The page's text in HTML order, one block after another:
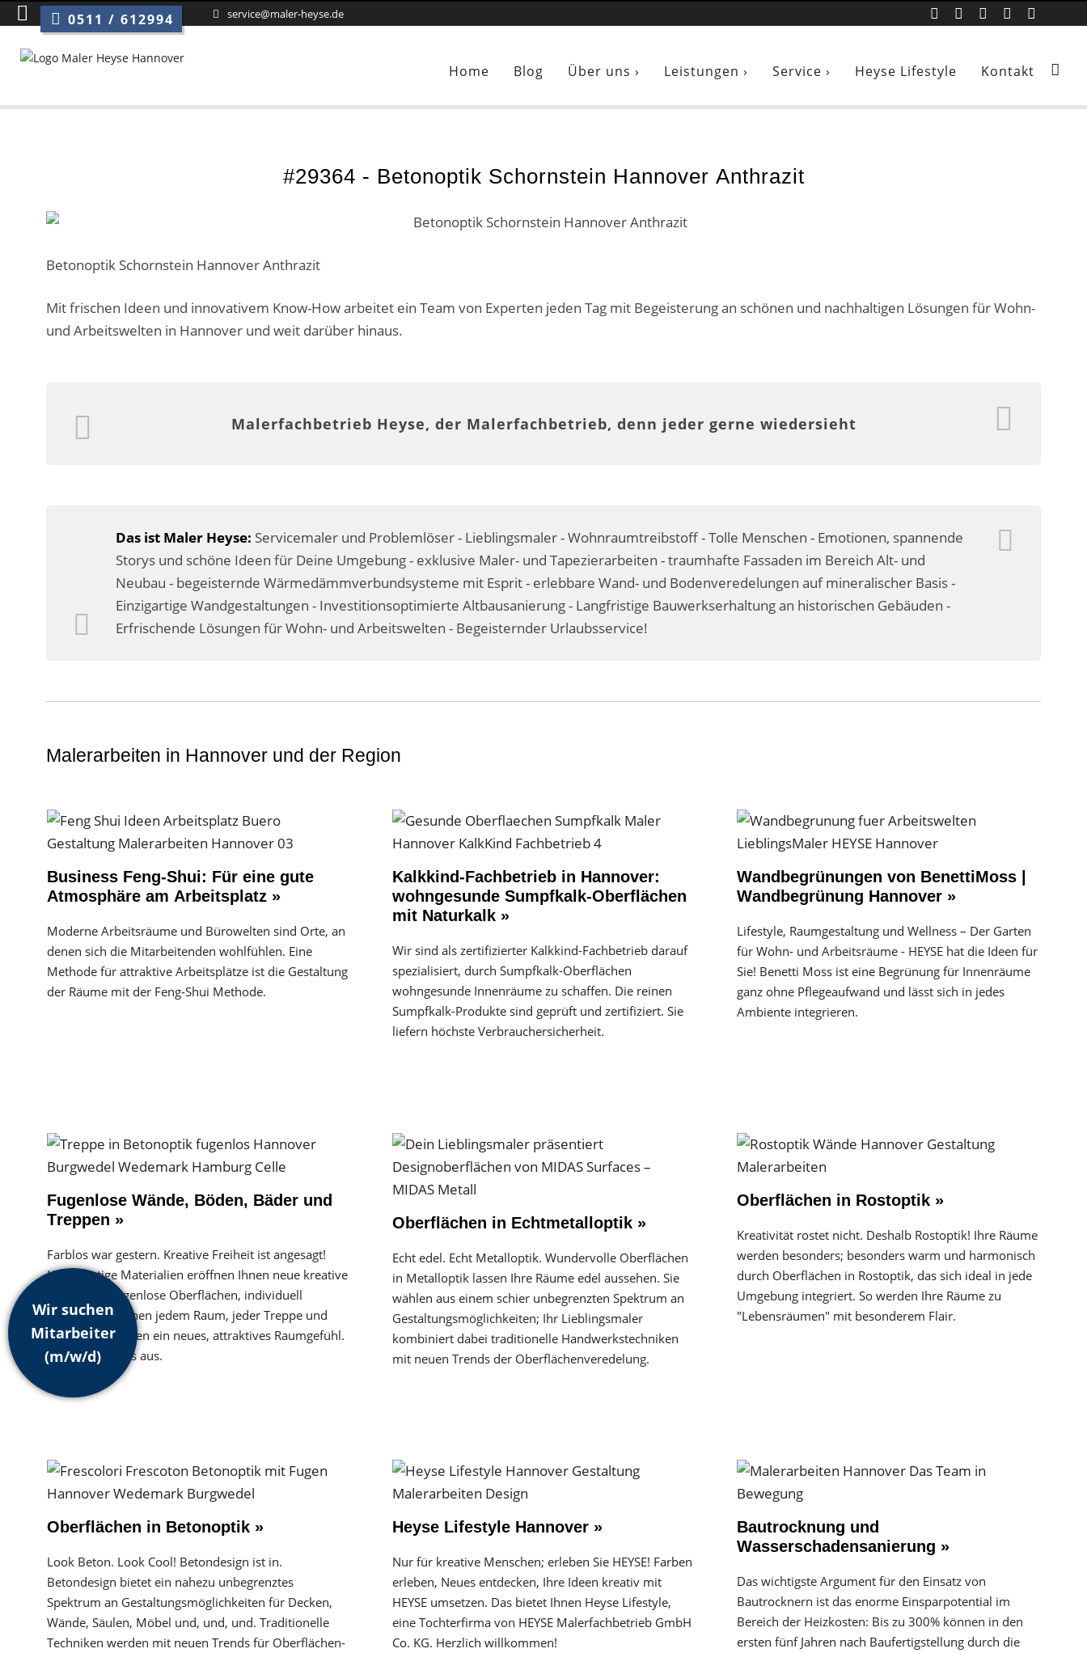
0511 / 612994 service@maler-heyse.de
Home Blog Über uns › Leistungen › Service › Heyse Lifestyle Kontakt
#29364 - Betonoptik Schornstein Hannover Anthrazit
Betonoptik Schornstein Hannover Anthrazit
Mit frischen Ideen und innovativem Know-How arbeitet ein Team von Experten jeden Tag mit Begeisterung an schönen und nachhaltigen Lösungen für Wohn-
und Arbeitswelten in Hannover und weit darüber hinaus.
Malerfachbetrieb Heyse, der Malerfachbetrieb, denn jeder gerne wiedersieht
Das ist Maler Heyse: Servicemaler und Problemlöser - Lieblingsmaler - Wohnraumtreibstoff - Tolle Menschen - Emotionen, spannende
Storys und schöne Ideen für Deine Umgebung - exklusive Maler- und Tapezierarbeiten - traumhafte Fassaden im Bereich Alt- und
Neubau - begeisternde Wärmedämmverbundsysteme mit Esprit - erlebbare Wand- und Bodenveredelungen auf mineralischer Basis -
Einzigartige Wandgestaltungen - Investitionsoptimierte Altbausanierung - Langfristige Bauwerkserhaltung an historischen Gebäuden -
Erfrischende Lösungen für Wohn- und Arbeitswelten - Begeisternder Urlaubsservice!
Malerarbeiten in Hannover und der Region
Business Feng-Shui: Für eine gute
Atmosphäre am Arbeitsplatz »
Moderne Arbeitsräume und Bürowelten sind Orte, an
denen sich die Mitarbeitenden wohlfühlen. Eine
Methode für attraktive Arbeitsplätze ist die Gestaltung
der Räume mit der Feng-Shui Methode.
Kalkkind-Fachbetrieb in Hannover:
wohngesunde Sumpfkalk-Oberflächen
mit Naturkalk »
Wir sind als zertifizierter Kalkkind-Fachbetrieb darauf
spezialisiert, durch Sumpfkalk-Oberflächen
wohngesunde Innenräume zu schaffen. Die reinen
Sumpfkalk-Produkte sind geprüft und zertifiziert. Sie
liefern höchste Verbrauchersicherheit.
Wandbegrünungen von BenettiMoss |
Wandbegrünung Hannover »
Lifestyle, Raumgestaltung und Wellness – Der Garten
für Wohn- und Arbeitsräume - HEYSE hat die Ideen für
Sie! Benetti Moss ist eine Begrünung für Innenräume
ganz ohne Pflegeaufwand und lässt sich in jedes
Ambiente integrieren.
Fugenlose Wände, Böden, Bäder und
Treppen »
Farblos war gestern. Kreative Freiheit ist angesagt!
Hochwertige Materialien eröffnen Ihnen neue kreative
Freiheiten. Fugenlose Oberflächen, individuell
gestaltet, verleihen jedem Raum, jeder Treppe und
sonstigen Wänden ein neues, attraktives Raumgefühl.
Probieren Sie es aus.
Oberflächen in Echtmetalloptik »
Echt edel. Echt Metalloptik. Wundervolle Oberflächen
in Metalloptik lassen Ihre Räume edel aussehen. Sie
wählen aus einem schier unbegrenzten Spektrum an
Gestaltungs­möglichkeiten; Ihr Lieblingsmaler
kombiniert dabei traditionelle Handwerks­techniken
mit neuen Trends der Oberflächen­veredelung.
Oberflächen in Rostoptik »
Kreativität rostet nicht. Deshalb Rostoptik! Ihre Räume
werden besonders; besonders warm und harmonisch
durch Oberflächen in Rostoptik, das sich ideal in jede
Umgebung integriert. So werden Ihre Räume zu
"Lebensräumen" mit besonderem Flair.
Oberflächen in Betonoptik »
Look Beton. Look Cool! Betondesign ist in.
Betondesign bietet ein nahezu unbegrenztes
Spektrum an Gestaltungs­möglichkeiten für Decken,
Wände, Säulen, Möbel und, und, und. Traditionelle
Techniken werden mit neuen Trends für Oberflächen­
Heyse Lifestyle Hannover »
Nur für kreative Menschen; erleben Sie HEYSE! Farben
erleben, Neues entdecken, Ihre Ideen kreativ mit
HEYSE umsetzen. Das bietet Ihnen Heyse Lifestyle,
eine Tochterfirma von HEYSE Malerfachbetrieb GmbH
Co. KG. Herzlich willkommen!
Bautrocknung und
Wasserschadensanierung »
Das wichtigste Argument für den Einsatz von
Bautrocknern ist das enorme Einsparpotential im
Bereich der Heizkosten: Bis zu 300% können in den
ersten fünf Jahren nach Baufertigstellung durch die
Wir suchen
Mitarbeiter
(m/w/d)